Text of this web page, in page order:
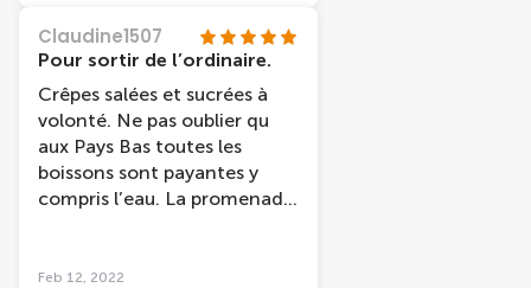
Moment sympa.
Claudine1507
Pour sortir de l’ordinaire.
Crêpes salées et sucrées à
volonté. Ne pas oublier qu
aux Pays Bas toutes les
boissons sont payantes y
compris l’eau. La promenade
pour atteindre le quai de
Feb 12, 2022